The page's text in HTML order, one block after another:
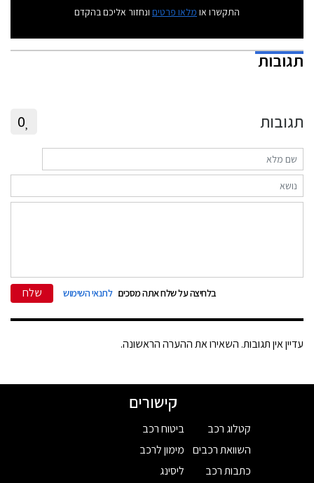
התקשרו או מלאו פרטים ונחזור אליכם בהקדם
תגובות
תגובות 0
בלחיצה על שלח אתה מסכים לתנאי השימוש שלח
עדיין אין תגובות. השאירו את ההערה הראשונה.
קישורים
קטלוג רכב
השוואת רכבים
כתבות רכב
ביטוח רכב
מימון לרכב
ליסינג